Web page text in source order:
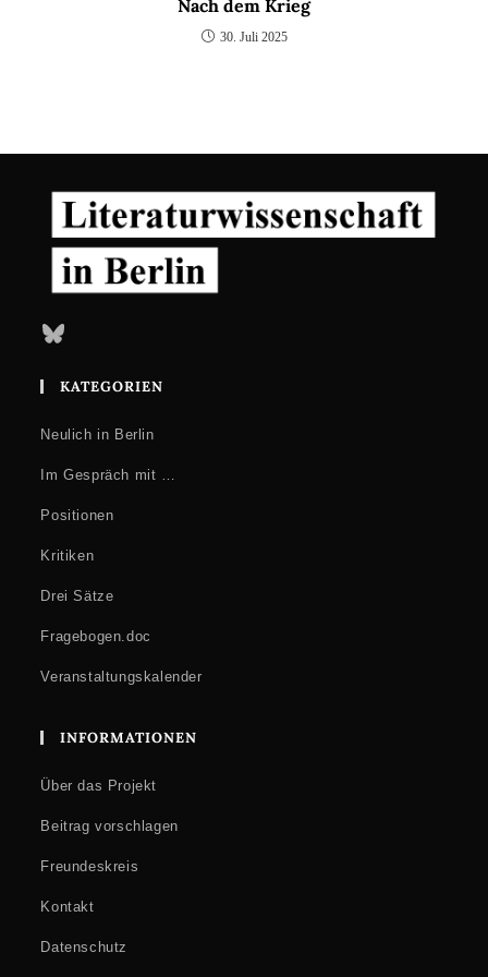
Nach dem Krieg
30. Juli 2025
Bluesky
KATEGORIEN
Neulich in Berlin
Im Gespräch mit …
Positionen
Kritiken
Drei Sätze
Fragebogen.doc
Veranstaltungskalender
INFORMATIONEN
Über das Projekt
Beitrag vorschlagen
Freundeskreis
Kontakt
Datenschutz